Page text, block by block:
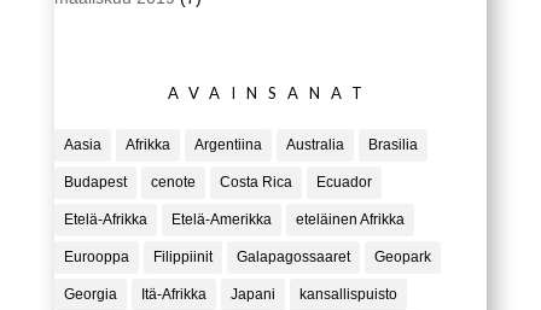
AVAINSANAT
Aasia Afrikka Argentiina Australia Brasilia
Budapest cenote Costa Rica Ecuador
Etelä-Afrikka Etelä-Amerikka eteläinen Afrikka
Eurooppa Filippiinit Galapagossaaret Geopark
Georgia Itä-Afrikka Japani kansallispuisto